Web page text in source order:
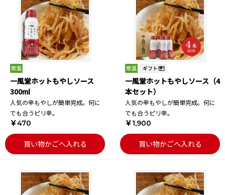
一風堂ホットもやしソース
300ml
人気の辛もやしが簡単完成。何に
でも合うピリ辛。
￥470
買い物かごへ入れる
一風堂ホットもやしソース（4
本セット）
人気の辛もやしが簡単完成。何に
でも合うピリ辛。
￥1,900
買い物かごへ入れる